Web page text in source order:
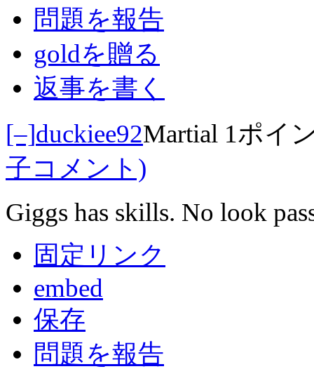
問題を報告
goldを贈る
返事を書く
[–]duckiee92Martial 1ポイ
子コメント)
Giggs has skills. No look
固定リンク
embed
保存
問題を報告